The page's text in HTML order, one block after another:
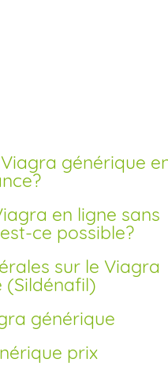
ce possible?
(Sildénafil)
générique
prix